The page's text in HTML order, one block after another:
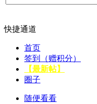
快捷通道
首页
签到（赠积分）
【最新帖】
圈子
随便看看